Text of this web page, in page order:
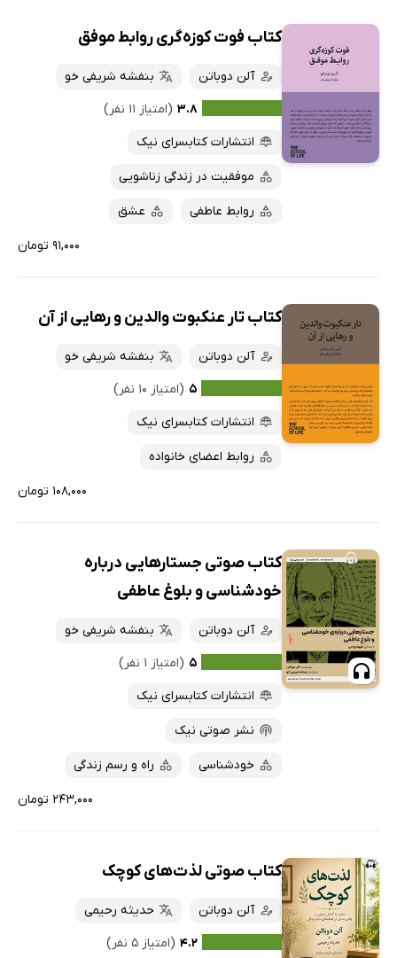
کتاب فوت کوزه‌گری روابط موفق
آلن دوباتن
بنفشه شریفی خو
۳.۸ (امتیاز ۱۱ نفر)
انتشارات کتابسرای نیک
موفقیت در زندگی زناشویی
روابط عاطفی عشق
۹۱,۰۰۰ تومان
کتاب تار عنکبوت والدین و رهایی از آن
آلن دوباتن
بنفشه شریفی خو
۵ (امتیاز ۱۰ نفر)
انتشارات کتابسرای نیک
روابط اعضای خانواده
۱۰۸,۰۰۰ تومان
کتاب صوتی جستارهایی درباره
خودشناسی و بلوغ عاطفی
آلن دوباتن
بنفشه شریفی خو
۵ (امتیاز ۱ نفر)
انتشارات کتابسرای نیک
نشر صوتی نیک
خودشناسی راه و رسم زندگی
۲۴۳,۰۰۰ تومان
کتاب صوتی لذت‌های کوچک
آلن دوباتن
حدیثه رحیمی
۴.۲ (امتیاز ۵ نفر)